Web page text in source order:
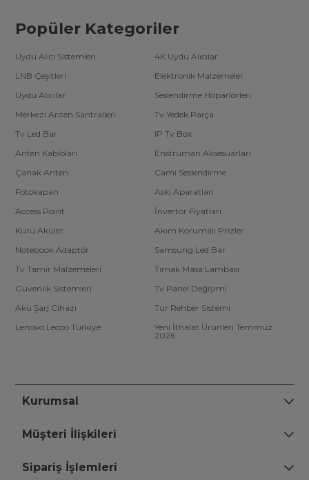
Popüler Kategoriler
Uydu Alıcı Sistemleri
4K Uydu Alıcılar
LNB Çeşitleri
Elektronik Malzemeler
Uydu Alıcılar
Seslendirme Hoparlörleri
Merkezi Anten Santralleri
Tv Yedek Parça
Tv Led Bar
IP Tv Box
Anten Kabloları
Enstrüman Aksesuarları
Çanak Anten
Cami Seslendirme
Fotokapan
Askı Aparatları
Access Point
İnvertör Fiyatları
Kuru Aküler
Akım Korumalı Prizler
Notebook Adaptör
Samsung Led Bar
Tv Tamir Malzemeleri
Tırnak Masa Lambası
Güvenlik Sistemleri
Tv Panel Değişimi
Akü Şarj Cihazı
Tur Rehber Sistemi
Lenovo Lecoo Türkiye
Yeni İthalat Ürünleri Temmuz
2026
Kurumsal
Müşteri İlişkileri
Sipariş İşlemleri